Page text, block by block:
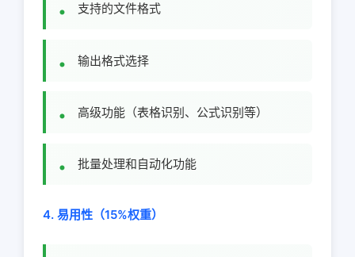
支持的文件格式
输出格式选择
高级功能（表格识别、公式识别等）
批量处理和自动化功能
4. 易用性（15%权重）